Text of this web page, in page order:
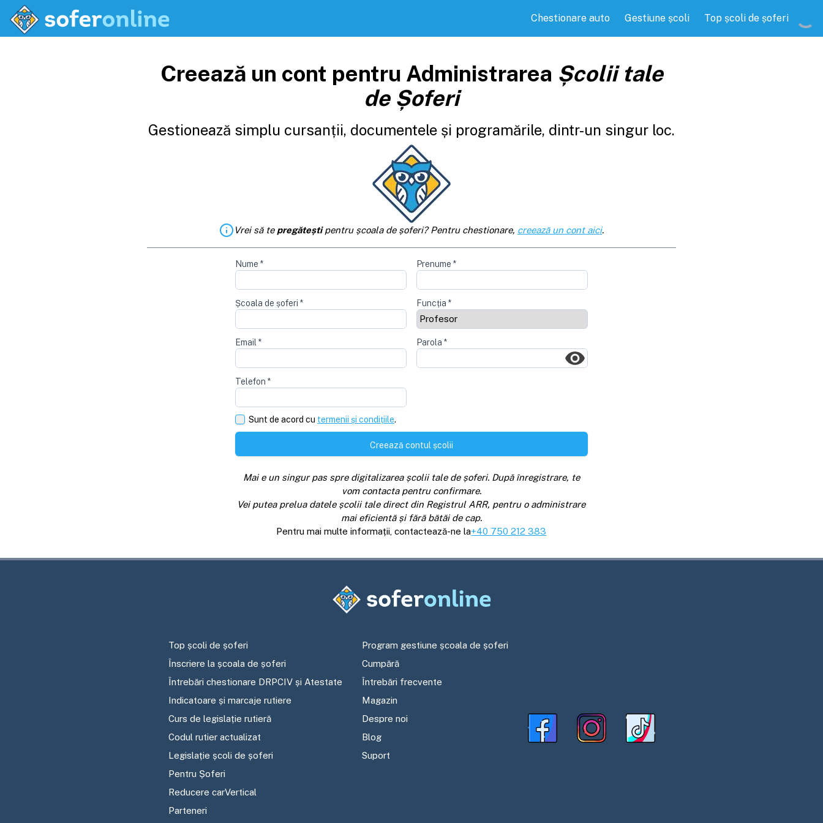
Chestionare auto Gestiune școli Top școli de șoferi
Creează un cont pentru Administrarea Școlii tale
de Șoferi
Gestionează simplu cursanții, documentele și programările, dintr-un singur loc.
Vrei să te pregăteștipentru școala de șoferi? Pentru chestionare, creează un cont aici.
Nume * Prenume *
Școala de șoferi * Funcția *
Email * Parola *
Telefon *
Sunt de acord cu termenii și condițiile.
Creează contul școlii
Mai e un singur pas spre digitalizarea școlii tale de șoferi. După înregistrare, te
vom contacta pentru confirmare.
Vei putea prelua datele școlii tale direct din Registrul ARR, pentru o administrare
mai eficientă și fără bătăi de cap.
Pentru mai multe informații, contactează-ne la+40 750 212 383
Top școli de șoferi
Înscriere la școala de șoferi
Întrebări chestionare DRPCIV și Atestate
Indicatoare și marcaje rutiere
Curs de legislație rutieră
Codul rutier actualizat
Legislație școli de șoferi
Pentru Șoferi
Reducere carVertical
Parteneri
Program gestiune școala de șoferi
Cumpără
Întrebări frecvente
Magazin
Despre noi
Blog
Suport